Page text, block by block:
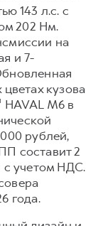
143 л.с. с
202 Нм.
на
и 7-
кузова
HAVAL M6 в
рублей,
составит 2
с учетом НДС.
года.